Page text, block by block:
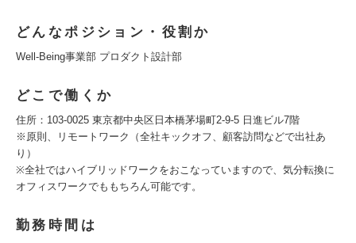
どんなポジション・役割か
Well-Being事業部 プロダクト設計部
どこで働くか
住所：103-0025 東京都中央区日本橋茅場町2-9-5 日進ビル7階
※原則、リモートワーク（全社キックオフ、顧客訪問などで出社あ
り）
※全社ではハイブリッドワークをおこなっていますので、気分転換に
オフィスワークでももちろん可能です。
勤務時間は